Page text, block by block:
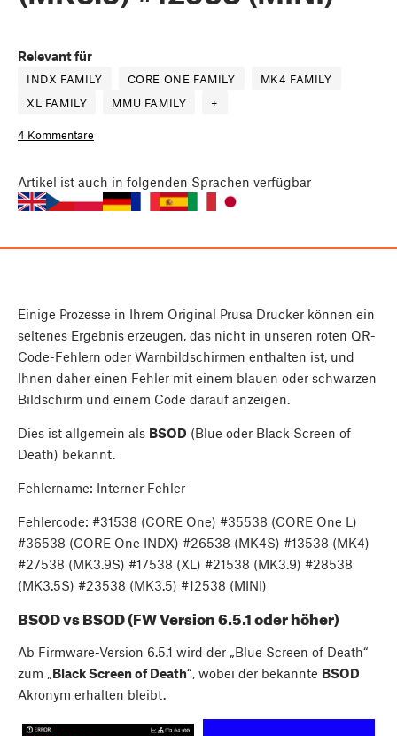
Relevant für
INDX FAMILY CORE ONE FAMILY
MK4 FAMILY
XL FAMILY
MMU FAMILY +
4 Kommentare
Artikel ist auch in folgenden Sprachen verfügbar
Einige Prozesse in Ihrem Original Prusa Drucker können ein
seltenes Ergebnis erzeugen, das nicht in unseren roten QR-
Code-Fehlern oder Warnbildschirmen enthalten ist, und
Ihnen daher einen Fehler mit einem blauen oder schwarzen
Bildschirm und einem Code darauf anzeigen.
Dies ist allgemein als BSOD (Blue oder Black Screen of
Death) bekannt.
Fehlername: Interner Fehler
Fehlercode: #31538 (CORE One) #35538 (CORE One L)
#36538 (CORE One INDX) #26538 (MK4S) #13538 (MK4)
#27538 (MK3.9S) #17538 (XL) #21538 (MK3.9) #28538
(MK3.5S) #23538 (MK3.5) #12538 (MINI)
BSOD vs BSOD (FW Version 6.5.1 oder höher)
Ab Firmware-Version 6.5.1 wird der „Blue Screen of Death“
zum „Black Screen of Death“, wobei der bekannte BSOD
Akronym erhalten bleibt.